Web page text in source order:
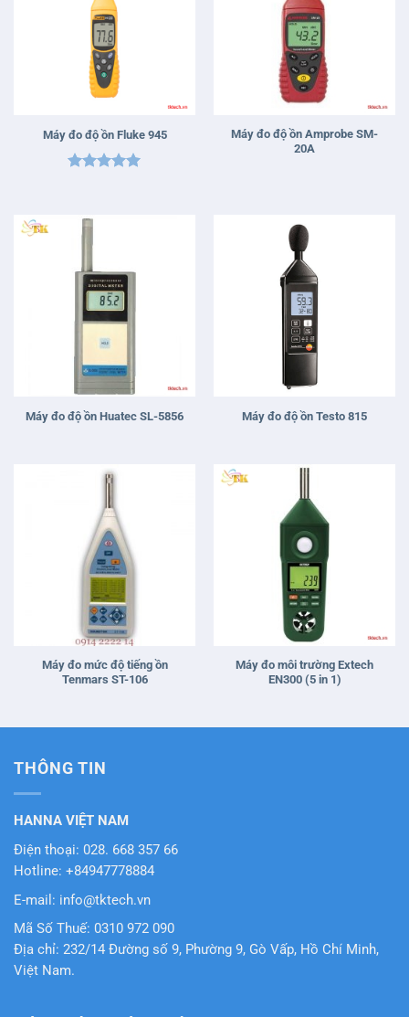
Máy đo độ ồn Fluke 945
Máy đo độ ồn Amprobe SM-
20A
Máy đo độ ồn Huatec SL-5856 Máy đo độ ồn Testo 815
Máy đo mức độ tiếng ồn
Tenmars ST-106
Máy đo môi trường Extech
EN300 (5 in 1)
THÔNG TIN
HANNA VIỆT NAM
Điện thoại: 028. 668 357 66
Hotline: +84947778884
E-mail: info@tktech.vn
Mã Số Thuế: 0310 972 090
Địa chỉ: 232/14 Đường số 9, Phường 9, Gò Vấp, Hồ Chí Minh,
Việt Nam.